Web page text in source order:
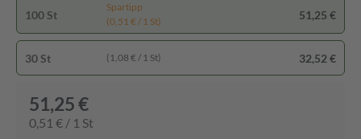
100 St
Spartipp
(0,51 € / 1 St)
51,25 €
30 St (1,08 € / 1 St) 32,52 €
51,25 €
0,51 € / 1 St